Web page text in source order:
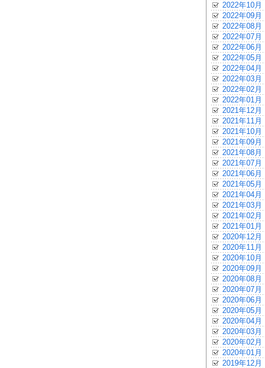
2022年10月
2022年09月
2022年08月
2022年07月
2022年06月
2022年05月
2022年04月
2022年03月
2022年02月
2022年01月
2021年12月
2021年11月
2021年10月
2021年09月
2021年08月
2021年07月
2021年06月
2021年05月
2021年04月
2021年03月
2021年02月
2021年01月
2020年12月
2020年11月
2020年10月
2020年09月
2020年08月
2020年07月
2020年06月
2020年05月
2020年04月
2020年03月
2020年02月
2020年01月
2019年12月